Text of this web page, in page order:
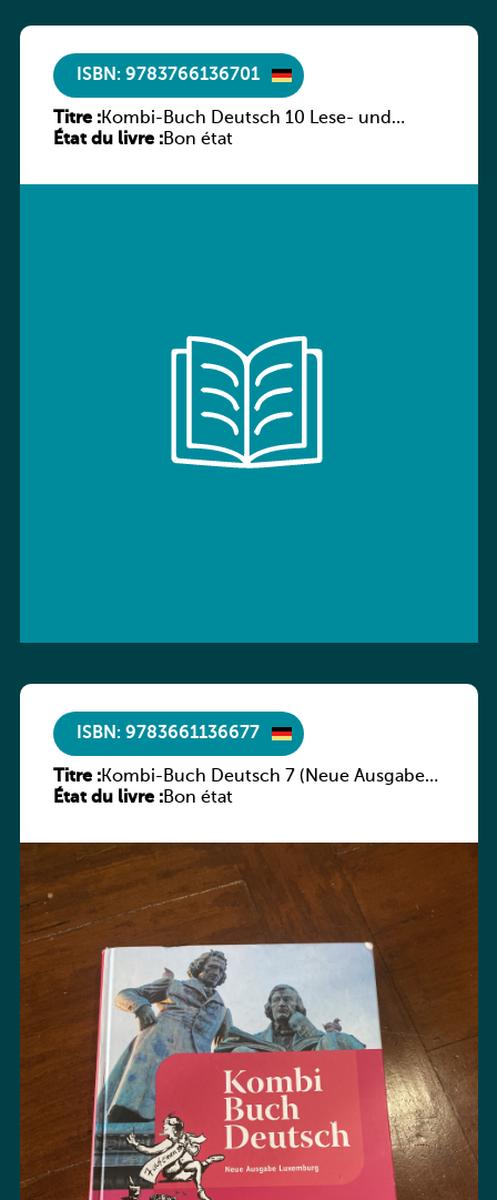
ISBN: 9783766136701
Titre :Kombi-Buch Deutsch 10 Lese- und
Sprachbuch
État du livre :Bon état
ISBN: 9783661136677
Titre :Kombi-Buch Deutsch 7 (Neue Ausgabe
Luxemburg)
État du livre :Bon état